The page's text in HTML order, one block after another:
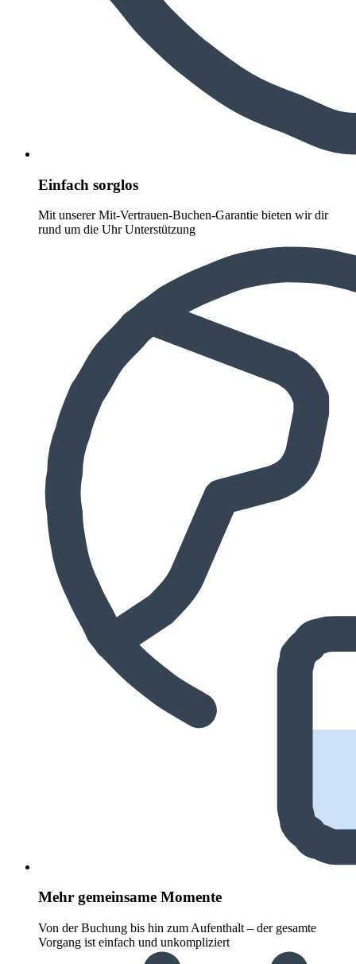
Einfach sorglos
Mit unserer Mit-Vertrauen-Buchen-Garantie bieten wir dir
rund um die Uhr Unterstützung
Mehr gemeinsame Momente
Von der Buchung bis hin zum Aufenthalt – der gesamte
Vorgang ist einfach und unkompliziert